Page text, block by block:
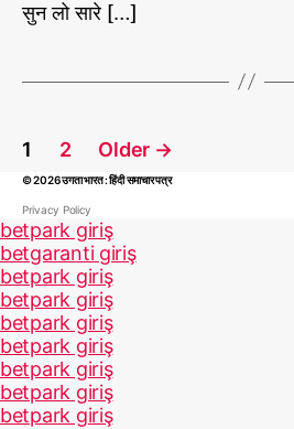
o
सुन लो सारे […]
o
s
t
s
p
a
g
i
n
a
1 2 Older →
© 2026उगता भारत : हिंदी समाचार पत्र
Privacy Policy
betpark giriş
betgaranti giriş
betpark giriş
betpark giriş
betpark giriş
betpark giriş
betpark giriş
betpark giriş
betpark giriş